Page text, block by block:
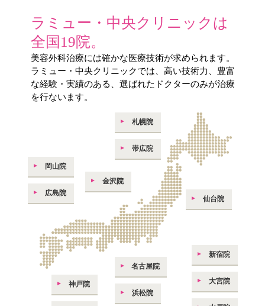
ラミュー・中央クリニックは
全国19院。
美容外科治療には確かな医療技術が求められます。
ラミュー・中央クリニックでは、高い技術力、豊富
な経験・実績のある、選ばれたドクターのみが治療
を行ないます。
新宿院
大宮院
札幌院
帯広院
仙台院
名古屋院
浜松院
金沢院
神戸院
岡山院
広島院